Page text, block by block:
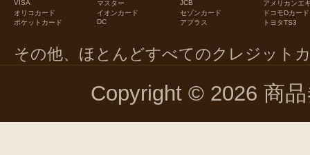
VISA マスター JCB
アメリカンエ
オリコカード
イオンカード セゾンカード
ドコモDカード
ポケットカード
DC アプラス トヨタTS3
その他、ほとんどすべてのクレジット
Copyright © 2026 商